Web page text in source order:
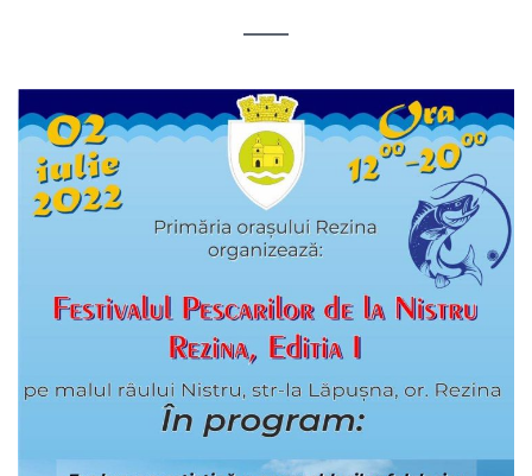
de
audiență
Primarul
Aparatul
primăriei
Competențele
primarului